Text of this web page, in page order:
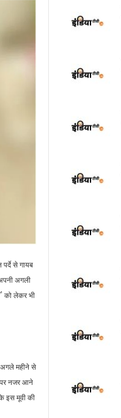
से गायब
अगली
को लेकर भी
अगले महीने से
पर नजर आने
इस मूवी की
Films:
बॉक्स ऑफिस…